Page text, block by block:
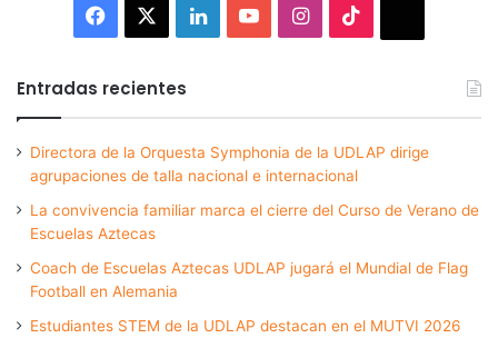
Facebook LinkedInYouTubeInstagram
Entradas recientes
Directora de la Orquesta Symphonia de la UDLAP dirige
agrupaciones de talla nacional e internacional
La convivencia familiar marca el cierre del Curso de Verano de
Escuelas Aztecas
Coach de Escuelas Aztecas UDLAP jugará el Mundial de Flag
Football en Alemania
Estudiantes STEM de la UDLAP destacan en el MUTVI 2026